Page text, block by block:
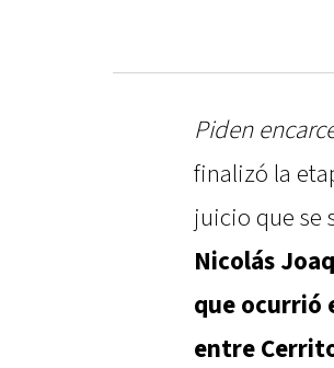
Piden
finalizó la
juicio que se
Nicolás
que ocurrió
entre